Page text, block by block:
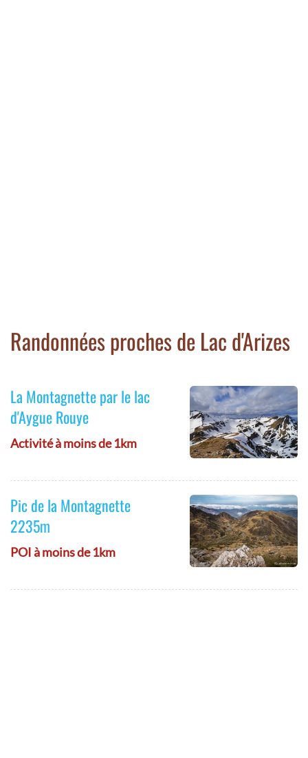
Randonnées proches de Lac d'Arizes
La Montagnette par le lac
d'Aygue Rouye
Activité à moins de 1km
Pic de la Montagnette
2235m
POI à moins de 1km